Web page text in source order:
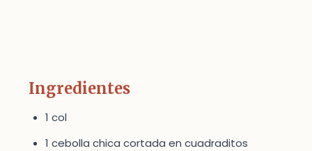
Ingredientes
1 col
1 cebolla chica cortada en cuadraditos